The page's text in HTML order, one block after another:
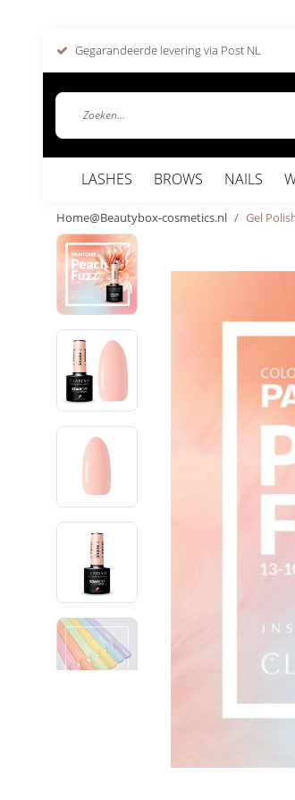
Gegarandeerde levering via Post NL
LASHES BROWS NAILS
Home@Beautybox-cosmetics.nl Gel